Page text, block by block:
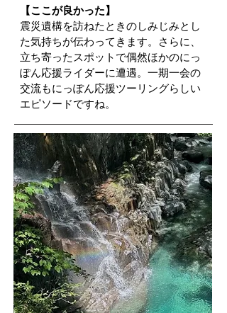
【ここが良かった】
震災遺構を訪ねたときのしみじみとし
た気持ちが伝わってきます。さらに、
立ち寄ったスポットで偶然ほかのにっ
ぽん応援ライダーに遭遇。一期一会の
交流もにっぽん応援ツーリングらしい
エピソードですね。